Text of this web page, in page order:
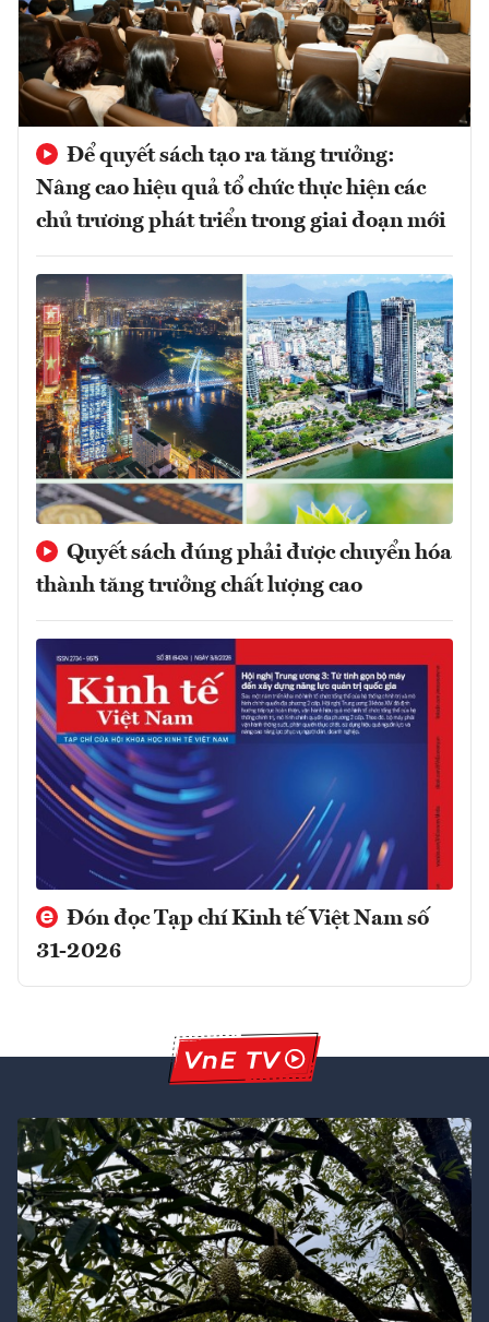
Để quyết sách tạo ra tăng trưởng:
Nâng cao hiệu quả tổ chức thực hiện các
chủ trương phát triển trong giai đoạn mới
Quyết sách đúng phải được chuyển hóa
thành tăng trưởng chất lượng cao
Đón đọc Tạp chí Kinh tế Việt Nam số
31-2026